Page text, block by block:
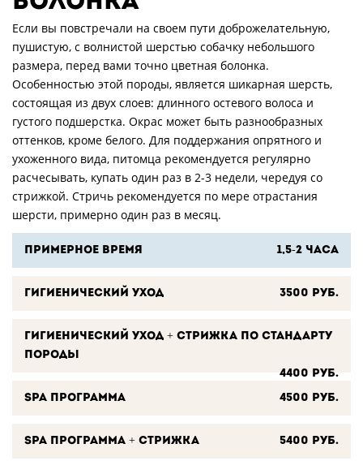
Если вы повстречали на своем пути доброжелательную,
пушистую, с волнистой шерстью собачку небольшого
размера, перед вами точно цветная болонка.
Особенностью этой породы, является шикарная шерсть,
состоящая из двух слоев: длинного остевого волоса и
густого подшерстка. Окрас может быть разнообразных
оттенков, кроме белого. Для поддержания опрятного и
ухоженного вида, питомца рекомендуется регулярно
расчесывать, купать один раз в 2-3 недели, чередуя со
стрижкой. Стричь рекомендуется по мере отрастания
шерсти, примерно один раз в месяц.
Примерное время 1,5-2 часа
Гигиенический уход 3500 руб.
Гигиенический уход + стрижка по стандарту
породы
4400 руб.
SPA программа
4500 руб.
SPA программа + стрижка 5400 руб.